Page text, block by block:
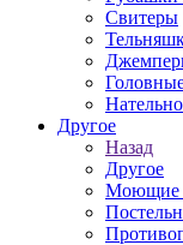
Свитеры
Другое
Назад
Другое
Моющие